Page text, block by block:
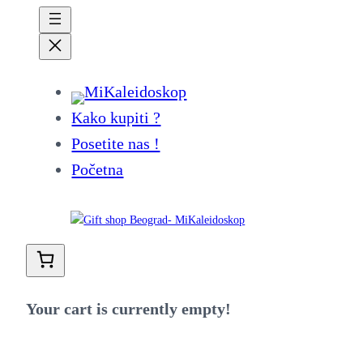
Kako kupiti ?
Posetite nas !
Početna
Your cart is currently empty!